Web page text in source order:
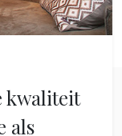
kwaliteit
als